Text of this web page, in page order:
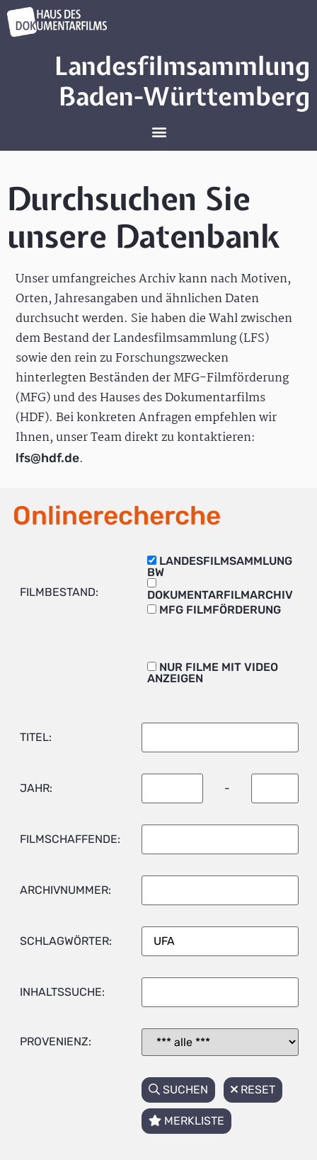
Landesfilmsammlung
Baden-Württemberg
Durchsuchen Sie
unsere Datenbank
Unser umfangreiches Archiv kann nach Motiven,
Orten, Jahresangaben und ähnlichen Daten
durchsucht werden. Sie haben die Wahl zwischen
dem Bestand der Landesfilmsammlung (LFS)
sowie den rein zu Forschungszwecken
hinterlegten Beständen der MFG-Filmförderung
(MFG) und des Hauses des Dokumentarfilms
(HDF). Bei konkreten Anfragen empfehlen wir
Ihnen, unser Team direkt zu kontaktieren:
lfs@hdf.de.
Onlinerecherche
FILMBESTAND:
LANDESFILMSAMMLUNG
BW
DOKUMENTARFILMARCHIV
MFG FILMFÖRDERUNG
NUR FILME MIT VIDEO
ANZEIGEN
TITEL:
JAHR: -
FILMSCHAFFENDE:
ARCHIVNUMMER:
SCHLAGWÖRTER:
INHALTSSUCHE:
PROVENIENZ:
SUCHEN RESET
MERKLISTE